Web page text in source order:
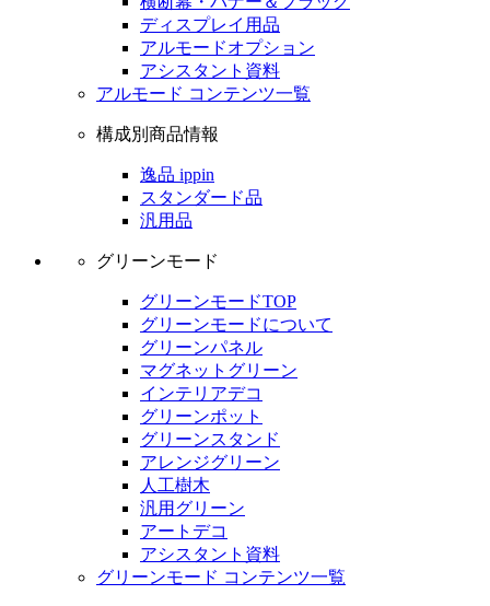
ディスプレイ用品
アルモードオプション
アシスタント資料
アルモード コンテンツ一覧
構成別商品情報
逸品 ippin
スタンダード品
汎用品
グリーンモード
グリーンモードTOP
グリーンモードについて
グリーンパネル
マグネットグリーン
インテリアデコ
グリーンポット
グリーンスタンド
アレンジグリーン
人工樹木
汎用グリーン
アートデコ
アシスタント資料
グリーンモード コンテンツ一覧